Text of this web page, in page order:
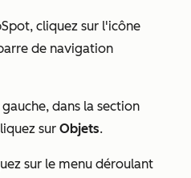
cliquez sur l'icône
de navigation
dans la section
sur Objets.
sur le menu déroulant